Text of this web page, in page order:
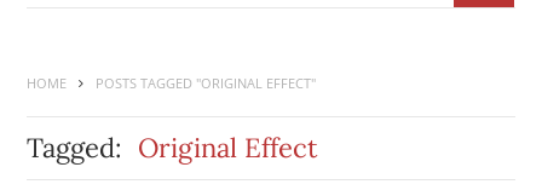
HOME POSTS TAGGED "ORIGINAL EFFECT"
Tagged: Original Effect